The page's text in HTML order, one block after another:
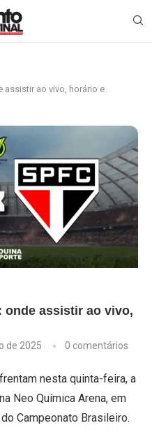
assistir ao vivo, horário e
onde assistir ao vivo,
de 2025 0 comentários
nesta quinta-feira, a
Neo Química Arena, em
Campeonato Brasileiro.